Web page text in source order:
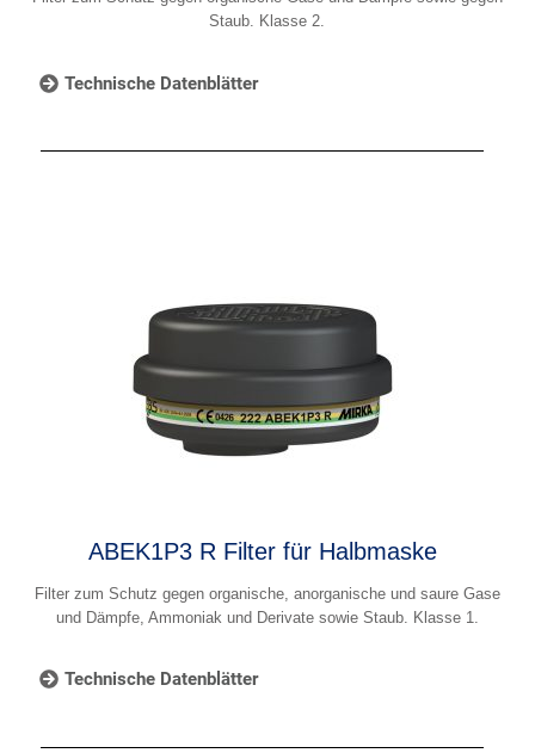
Staub. Klasse 2.
Technische Datenblätter
ABEK1P3 R Filter für Halbmaske
Filter zum Schutz gegen organische, anorganische und saure Gase
und Dämpfe, Ammoniak und Derivate sowie Staub. Klasse 1.
Technische Datenblätter